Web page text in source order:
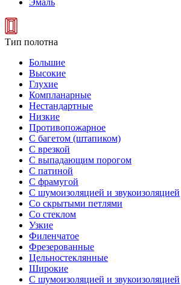
Эмаль
Тип полотна
Большие
Высокие
Глухие
Компланарные
Нестандартные
Низкие
Противопожарное
С багетом (штапиком)
С врезкой
С выпадающим порогом
С патиной
С фрамугой
С шумоизоляцией и звукоизоляцией
Со скрытыми петлями
Со стеклом
Узкие
Филенчатое
Фрезерованные
Цельностеклянные
Широкие
С шумоизоляцией и звукоизоляцией